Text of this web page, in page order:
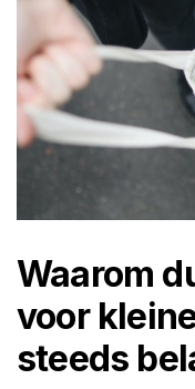
Waarom
voor
steeds